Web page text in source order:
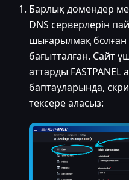
Барлық домендер
DNS серверлерін
шығарылмақ болған
бағытталған. Сайт
аттарды FASTPANEL
баптауларында,
тексере аласыз: